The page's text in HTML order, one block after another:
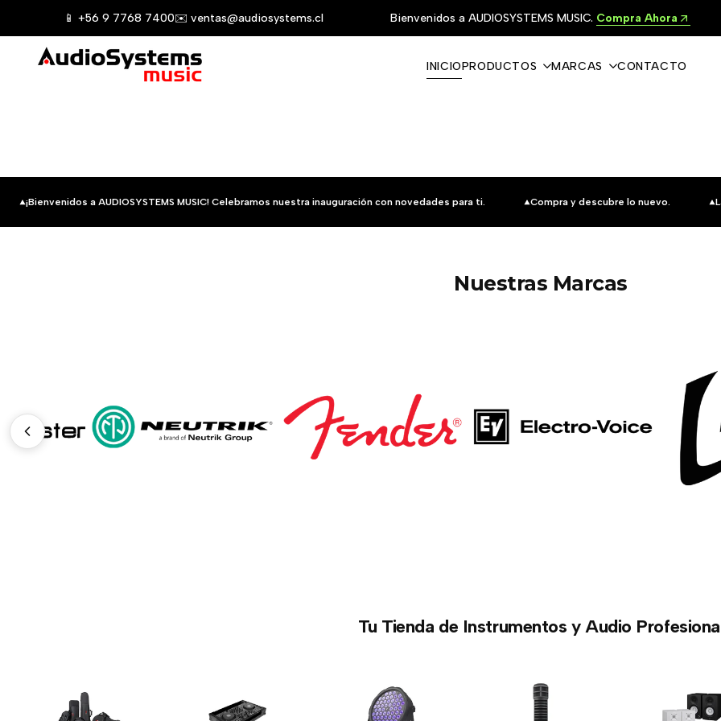
📱 +56 9 7768 7400✉️ ventas@audiosystems.cl Bienvenidos a AUDIOSYSTEMS MUSIC. Compra Ahora
INICIOPRODUCTOS MARCAS CONTACTO
¡Bienvenidos a AUDIOSYSTEMS MUSIC! Celebramos nuestra inauguración con novedades para ti. Compra y descubre lo nuevo.
Nuestras Marcas
Tu Tienda de Instrumentos y Audio